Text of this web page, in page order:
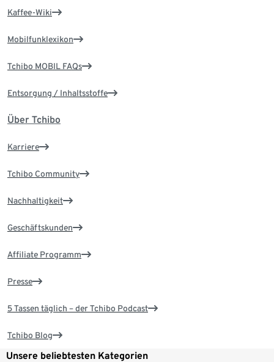
Kaffee-Wiki
Mobilfunklexikon
Tchibo MOBIL FAQs
Entsorgung / Inhaltsstoffe
Über Tchibo
Karriere
Tchibo Community
Nachhaltigkeit
Geschäftskunden
Affiliate Programm
Presse
5 Tassen täglich – der Tchibo Podcast
Tchibo Blog
Unsere beliebtesten Kategorien